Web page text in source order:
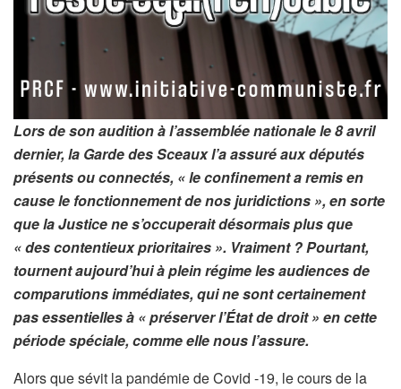
Lors de son audition à l’assemblée nationale le 8 avril
dernier, la Garde des Sceaux l’a assuré aux députés
présents ou connectés, « le confinement a remis en
cause le fonctionnement de nos juridictions », en sorte
que la Justice ne s’occuperait désormais plus que
« des contentieux prioritaires ». Vraiment ? Pourtant,
tournent aujourd’hui à plein régime les audiences de
comparutions immédiates, qui ne sont certainement
pas essentielles à « préserver l’État de droit » en cette
période spéciale, comme elle nous l’assure.
Alors que sévit la pandémie de Covid -19, le cours de la